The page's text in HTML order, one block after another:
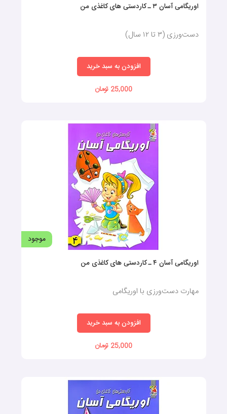
اوریگامی آسان ۳ ـ کاردستی های کاغذی من
دست‌ورزی (۳ تا ۱۲ سال)
افزودن به سبد خرید
25,000 تومان
موجود
اوریگامی آسان ۴ ـ کاردستی های کاغذی من
مهارت دست‌ورزی با اوریگامی
افزودن به سبد خرید
25,000 تومان